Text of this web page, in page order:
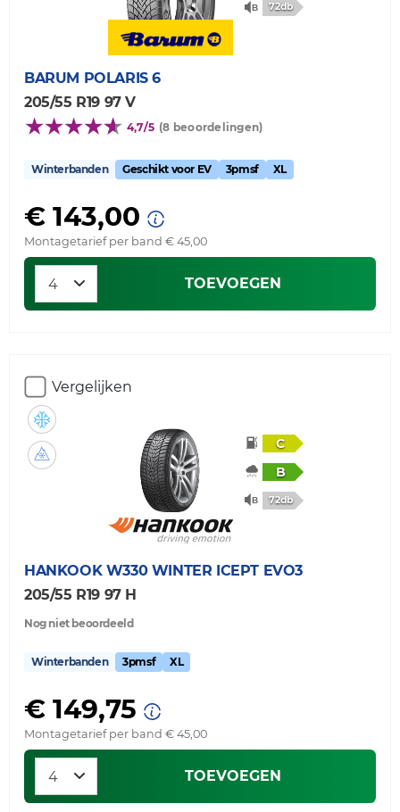
72db
BARUM POLARIS 6
205/55 R19 97 V
4,7/5 (8 beoordelingen)
Winterbanden Geschikt voor EV 3pmsf XL
€ 143,00
Montagetarief per band € 45,00
TOEVOEGEN
Vergelijken
C
B
72db
HANKOOK W330 WINTER ICEPT EVO3
205/55 R19 97 H
Nog niet beoordeeld
Winterbanden 3pmsf XL
€ 149,75
Montagetarief per band € 45,00
TOEVOEGEN